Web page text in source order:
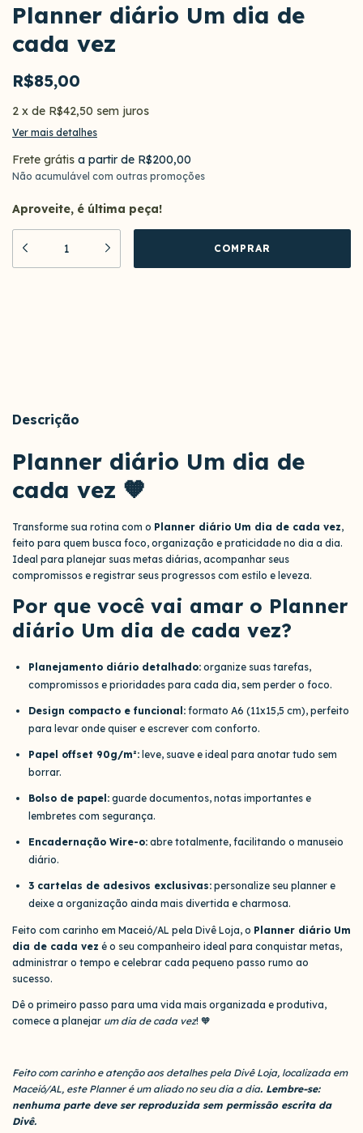
Planner diário Um dia de
cada vez
R$85,00
2 x de R$42,50 sem juros
Ver mais detalhes
Frete grátis a partir de R$200,00
Não acumulável com outras promoções
Aproveite, é última peça!
Descrição
Planner diário Um dia de
cada vez 🧡
Transforme sua rotina com o Planner diário Um dia de cada vez,
feito para quem busca foco, organização e praticidade no dia a dia.
Ideal para planejar suas metas diárias, acompanhar seus
compromissos e registrar seus progressos com estilo e leveza.
Por que você vai amar o Planner
diário Um dia de cada vez?
Planejamento diário detalhado: organize suas tarefas,
compromissos e prioridades para cada dia, sem perder o foco.
Design compacto e funcional: formato A6 (11x15,5 cm), perfeito
para levar onde quiser e escrever com conforto.
Papel offset 90g/m²: leve, suave e ideal para anotar tudo sem
borrar.
Bolso de papel: guarde documentos, notas importantes e
lembretes com segurança.
Encadernação Wire-o: abre totalmente, facilitando o manuseio
diário.
3 cartelas de adesivos exclusivas: personalize seu planner e
deixe a organização ainda mais divertida e charmosa.
Feito com carinho em Maceió/AL pela Divê Loja, o Planner diário Um
dia de cada vez é o seu companheiro ideal para conquistar metas,
administrar o tempo e celebrar cada pequeno passo rumo ao
sucesso.
Dê o primeiro passo para uma vida mais organizada e produtiva,
comece a planejar um dia de cada vez! 🧡
Feito com carinho e atenção aos detalhes pela Divê Loja, localizada em
Maceió/AL, este Planner é um aliado no seu dia a dia. Lembre-se:
nenhuma parte deve ser reproduzida sem permissão escrita da
Divê.